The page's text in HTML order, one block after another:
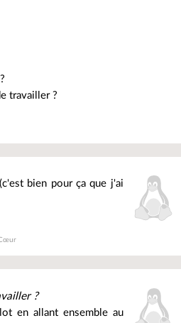
travailler ?
bien pour ça que j'ai
?
en allant ensemble au